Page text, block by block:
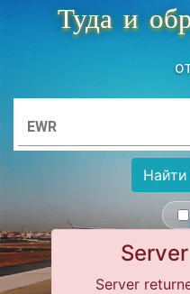
Туда и
EWR
Server